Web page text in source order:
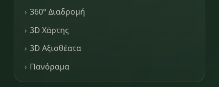
360° Διαδρομή
3D Χάρτης
3D Αξιοθέατα
Πανόραμα